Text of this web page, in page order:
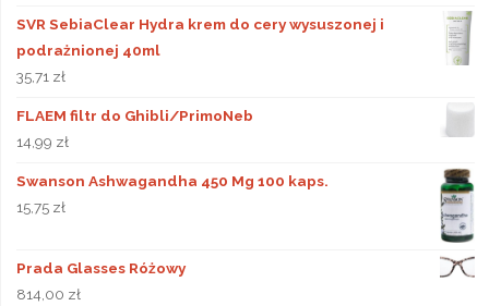
SVR SebiaClear Hydra krem do cery wysuszonej i
podrażnionej 40ml
35,71 zł
FLAEM filtr do Ghibli/PrimoNeb
14,99 zł
Swanson Ashwagandha 450 Mg 100 kaps.
15,75 zł
Prada Glasses Różowy
814,00 zł